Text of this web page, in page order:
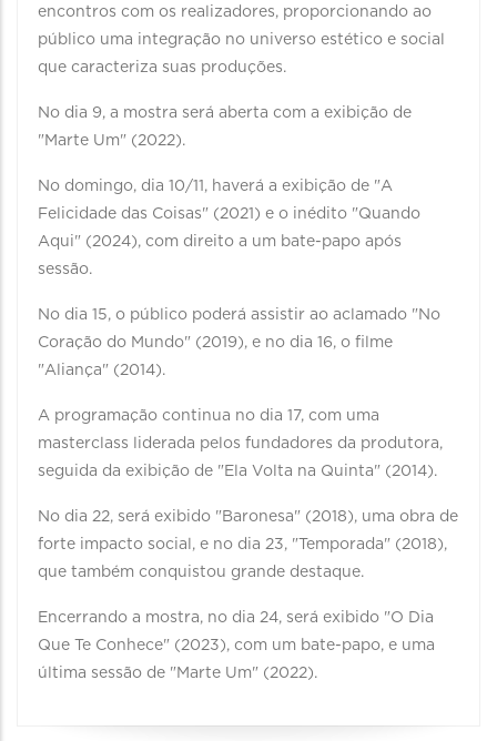
encontros com os realizadores, proporcionando ao
público uma integração no universo estético e social
que caracteriza suas produções.
No dia 9, a mostra será aberta com a exibição de
"Marte Um" (2022).
No domingo, dia 10/11, haverá a exibição de "A
Felicidade das Coisas" (2021) e o inédito "Quando
Aqui" (2024), com direito a um bate-papo após
sessão.
No dia 15, o público poderá assistir ao aclamado "No
Coração do Mundo" (2019), e no dia 16, o filme
"Aliança" (2014).
A programação continua no dia 17, com uma
masterclass liderada pelos fundadores da produtora,
seguida da exibição de "Ela Volta na Quinta" (2014).
No dia 22, será exibido "Baronesa" (2018), uma obra de
forte impacto social, e no dia 23, "Temporada" (2018),
que também conquistou grande destaque.
Encerrando a mostra, no dia 24, será exibido "O Dia
Que Te Conhece" (2023), com um bate-papo, e uma
última sessão de "Marte Um" (2022).